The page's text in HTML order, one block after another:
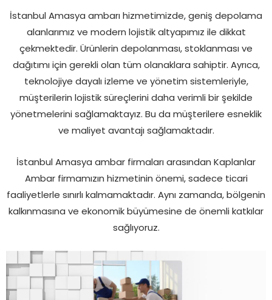
İstanbul Amasya ambarı hizmetimizde, geniş depolama
alanlarımız ve modern lojistik altyapımız ile dikkat
çekmektedir. Ürünlerin depolanması, stoklanması ve
dağıtımı için gerekli olan tüm olanaklara sahiptir. Ayrıca,
teknolojiye dayalı izleme ve yönetim sistemleriyle,
müşterilerin lojistik süreçlerini daha verimli bir şekilde
yönetmelerini sağlamaktayız. Bu da müşterilere esneklik
ve maliyet avantajı sağlamaktadır.
İstanbul Amasya ambar firmaları arasından Kaplanlar
Ambar firmamızın hizmetinin önemi, sadece ticari
faaliyetlerle sınırlı kalmamaktadır. Aynı zamanda, bölgenin
kalkınmasına ve ekonomik büyümesine de önemli katkılar
sağlıyoruz.